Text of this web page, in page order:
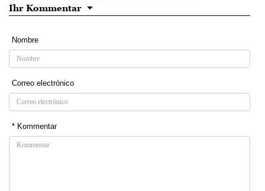
Ihr Kommentar
Nombre
Correo electrónico
* Kommentar